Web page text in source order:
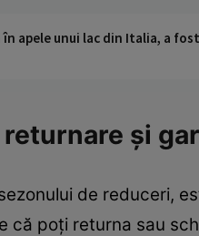
apele unui lac din Italia, a
și
de reduceri,
că poți returna sau